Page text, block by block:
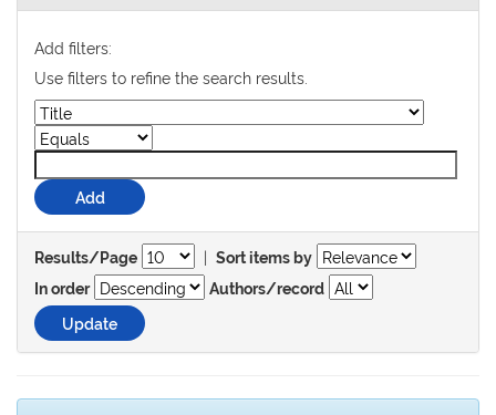
Add filters:
Use filters to refine the search results.
Results/Page | Sort items by
In order
Authors/record